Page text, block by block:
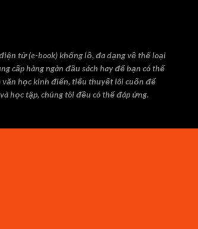
tử (e-book) khổng lồ, đa dạng về thể loại
cấp hàng ngàn đầu sách hay để bạn có thể
văn học kinh điển, tiểu thuyết lôi cuốn để
học tập, chúng tôi đều có thể đáp ứng.